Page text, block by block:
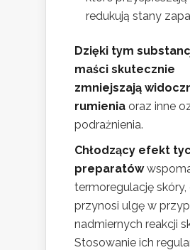
redukują stany
Dzięki tym
maści skutecznie
zmniejszają
rumienia oraz inne
podrażnienia.
Chłodzący efekt
preparatów
termoregulację skóry,
przynosi ulgę w
nadmiernych reakcji
Stosowanie ich